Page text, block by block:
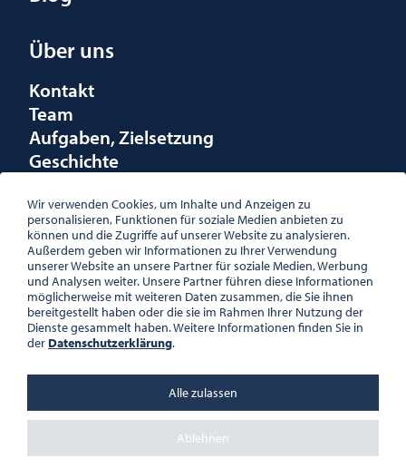
Über uns
Kontakt
Team
Aufgaben, Zielsetzung
Geschichte
Förderungen
Logo
ÖSTERREICHISCHE
GESELLSCHAFT FÜR LITERATUR
PALAIS WILCZEK, HERRENGASSE
ZVR-NR.: 508018443
16:00 UHR, FR 10:00 – 13:00 UHR
DATENSCHUTZ
Wir verwenden Cookies, um Inhalte und Anzeigen zu
personalisieren, Funktionen für soziale Medien anbieten zu
können und die Zugriffe auf unserer Website zu analysieren.
Außerdem geben wir Informationen zu Ihrer Verwendung
unserer Website an unsere Partner für soziale Medien, Werbung
und Analysen weiter. Unsere Partner führen diese Informationen
möglicherweise mit weiteren Daten zusammen, die Sie ihnen
bereitgestellt haben oder die sie im Rahmen Ihrer Nutzung der
Dienste gesammelt haben. Weitere Informationen finden Sie in
der Datenschutzerklärung.
Ablehnen
Alle zulassen